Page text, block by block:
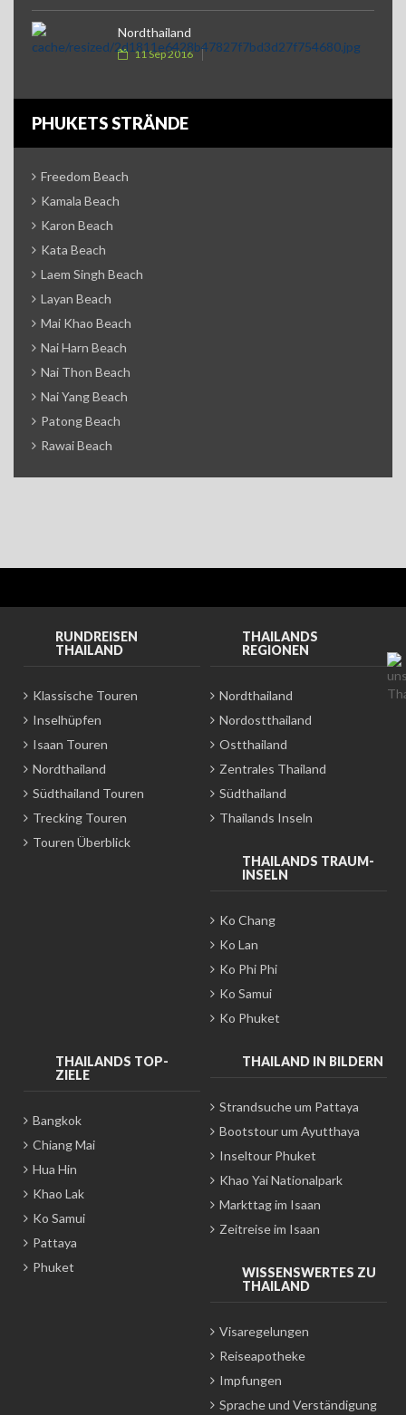
Nordthailand
11 Sep 2016
PHUKETS STRÄNDE
Freedom Beach
Kamala Beach
Karon Beach
Kata Beach
Laem Singh Beach
Layan Beach
Mai Khao Beach
Nai Harn Beach
Nai Thon Beach
Nai Yang Beach
Patong Beach
Rawai Beach
RUNDREISEN
THAILAND
Klassische Touren
Inselhüpfen
Isaan Touren
Nordthailand
Südthailand Touren
Trecking Touren
Touren Überblick
THAILANDS
REGIONEN
Nordthailand
Nordostthailand
Ostthailand
Zentrales Thailand
Südthailand
Thailands Inseln
THAILANDS TRAUM-
INSELN
Ko Chang
Ko Lan
Ko Phi Phi
Ko Samui
Ko Phuket
THAILANDS TOP-
ZIELE
Bangkok
Chiang Mai
Hua Hin
Khao Lak
Ko Samui
Pattaya
Phuket
THAILAND IN BILDERN
Strandsuche um Pattaya
Bootstour um Ayutthaya
Inseltour Phuket
Khao Yai Nationalpark
Markttag im Isaan
Zeitreise im Isaan
WISSENSWERTES ZU
THAILAND
Visaregelungen
Reiseapotheke
Impfungen
Sprache und Verständigung